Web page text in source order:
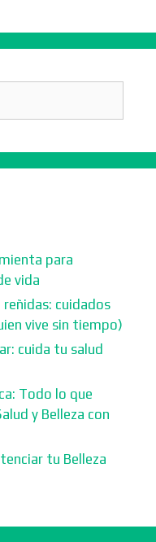
para
vida
reñidas: cuidados
vive sin tiempo)
cuida tu salud
Todo lo que
y Belleza con
tu Belleza